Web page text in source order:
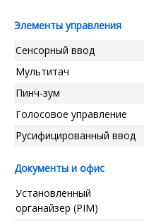
Элементы управления
Сенсорный ввод
Мультитач
Пинч-зум
Голосовое управление
Русифицированный ввод
Документы и офис
Установленный
органайзер (PIM)